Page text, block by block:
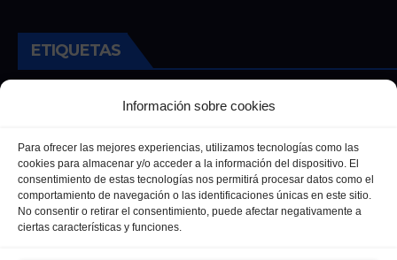
Información sobre cookies
Para ofrecer las mejores experiencias, utilizamos tecnologías como las
cookies para almacenar y/o acceder a la información del dispositivo. El
consentimiento de estas tecnologías nos permitirá procesar datos como el
comportamiento de navegación o las identificaciones únicas en este sitio.
No consentir o retirar el consentimiento, puede afectar negativamente a
ciertas características y funciones.
ETIQUETAS
Andalucía Cultura Deportes